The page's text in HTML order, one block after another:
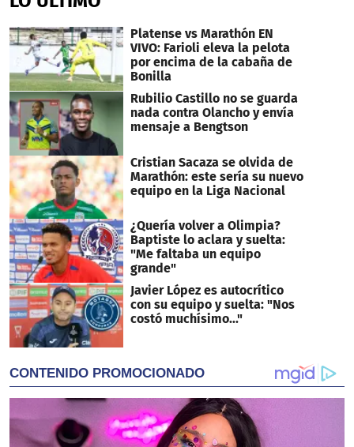
Platense vs Marathón EN
VIVO: Farioli eleva la pelota
por encima de la cabaña de
Bonilla
Rubilio Castillo no se guarda
nada contra Olancho y envía
mensaje a Bengtson
Cristian Sacaza se olvida de
Marathón: este sería su nuevo
equipo en la Liga Nacional
¿Quería volver a Olimpia?
Baptiste lo aclara y suelta:
"Me faltaba un equipo
grande"
Javier López es autocrítico
con su equipo y suelta: "Nos
costó muchísimo..."